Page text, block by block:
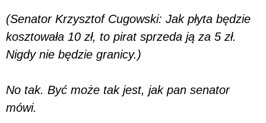
(Senator Krzysztof Cugowski: Jak płyta będzie
kosztowała 10 zł, to pirat sprzeda ją za 5 zł.
Nigdy nie będzie granicy.)
No tak. Być może tak jest, jak pan senator
mówi.